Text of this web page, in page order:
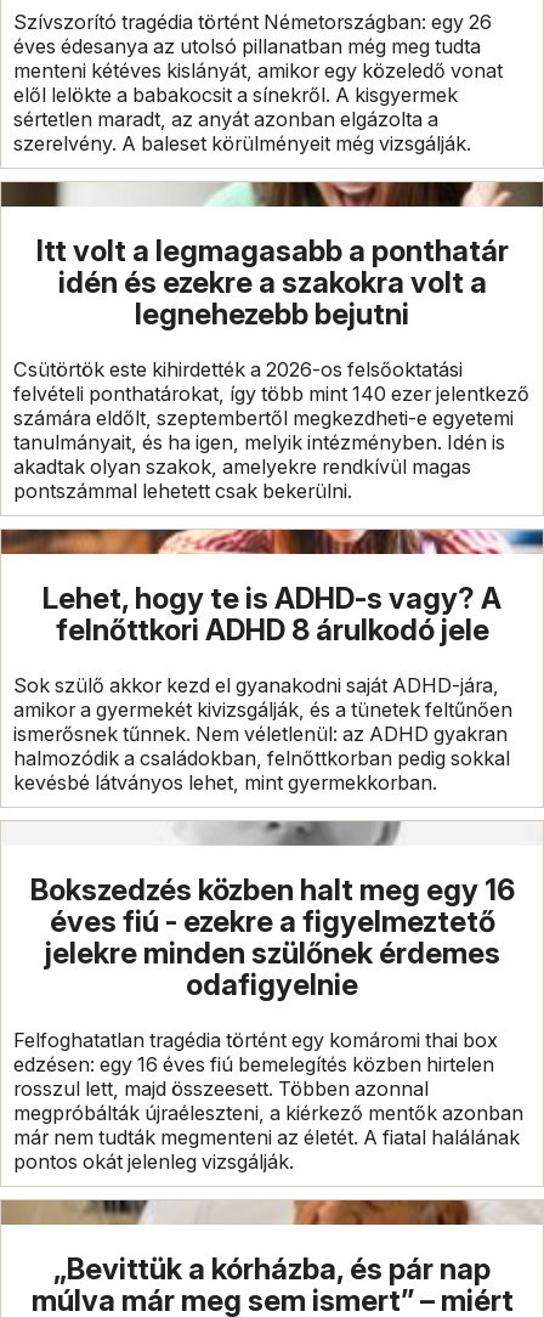
Szívszorító tragédia történt Németországban: egy 26
éves édesanya az utolsó pillanatban még meg tudta
menteni kétéves kislányát, amikor egy közeledő vonat
elől lelökte a babakocsit a sínekről. A kisgyermek
sértetlen maradt, az anyát azonban elgázolta a
szerelvény. A baleset körülményeit még vizsgálják.
Itt volt a legmagasabb a ponthatár
idén és ezekre a szakokra volt a
legnehezebb bejutni
Csütörtök este kihirdették a 2026-os felsőoktatási
felvételi ponthatárokat, így több mint 140 ezer jelentkező
számára eldőlt, szeptembertől megkezdheti-e egyetemi
tanulmányait, és ha igen, melyik intézményben. Idén is
akadtak olyan szakok, amelyekre rendkívül magas
pontszámmal lehetett csak bekerülni.
Lehet, hogy te is ADHD-s vagy? A
felnőttkori ADHD 8 árulkodó jele
Sok szülő akkor kezd el gyanakodni saját ADHD-jára,
amikor a gyermekét kivizsgálják, és a tünetek feltűnően
ismerősnek tűnnek. Nem véletlenül: az ADHD gyakran
halmozódik a családokban, felnőttkorban pedig sokkal
kevésbé látványos lehet, mint gyermekkorban.
Bokszedzés közben halt meg egy 16
éves fiú - ezekre a figyelmeztető
jelekre minden szülőnek érdemes
odafigyelnie
Felfoghatatlan tragédia történt egy komáromi thai box
edzésen: egy 16 éves fiú bemelegítés közben hirtelen
rosszul lett, majd összeesett. Többen azonnal
megpróbálták újraéleszteni, a kiérkező mentők azonban
már nem tudták megmenteni az életét. A fiatal halálának
pontos okát jelenleg vizsgálják.
„Bevittük a kórházba, és pár nap
múlva már meg sem ismert” – miért